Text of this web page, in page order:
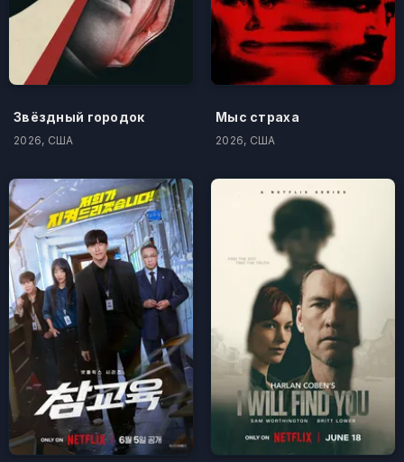
Звёздный городок
2026, США
Мыс страха
2026, США